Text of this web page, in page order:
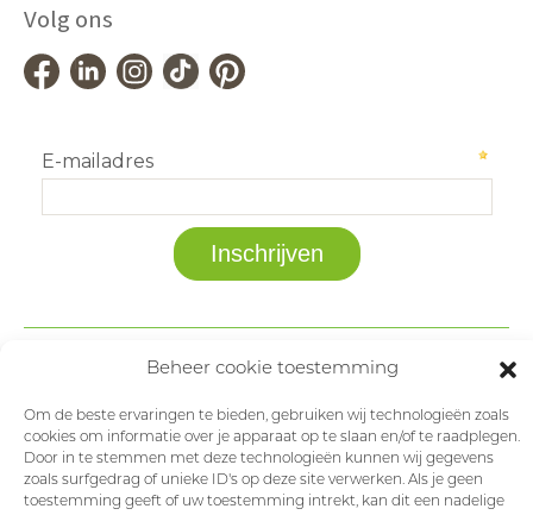
Beheer cookie toestemming
Om de beste ervaringen te bieden, gebruiken wij technologieën zoals
cookies om informatie over je apparaat op te slaan en/of te raadplegen.
Door in te stemmen met deze technologieën kunnen wij gegevens
zoals surfgedrag of unieke ID's op deze site verwerken. Als je geen
toestemming geeft of uw toestemming intrekt, kan dit een nadelige
Volg ons